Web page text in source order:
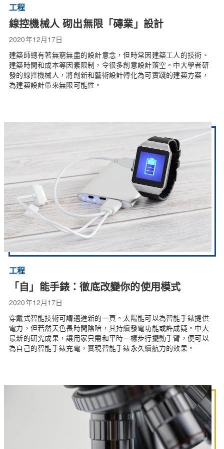
工程
線控機械人 砌出無限「磚業」設計
2020年12月17日
建築師總有著無窮無盡的設計意念，但時常因建築工人的技術、
建築時間和成本等因素限制，令很多創意設計落空。中大學者研
發的線控機械人，將創新和藝術設計轉化為可實踐的建築方案，
為建築設計帶來無限可能性。
工程
「自」能手錶：徹底改變你的使用模式
2020年12月17日
穿戴式智能技術可謂邁進新的一頁。太陽能可以為智能手錶提供
電力，但若然天色長時間陰暗，其持續發電功能或許成疑。中大
最新的研究成果，讓用家只需和平時一樣步行擺動手臂，便可以
為自己的智能手錶充電，實現智能手錶永久續航力的效果。